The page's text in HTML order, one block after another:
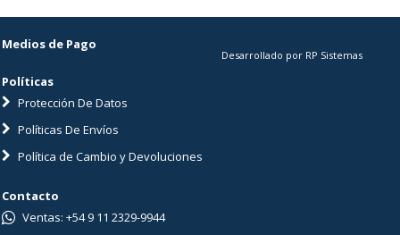
Medios de Pago
Políticas
Protección De Datos
Políticas De Envíos
Política de Cambio y Devoluciones
Desarrollado por RP Sistemas
Contacto
Ventas: +54 9 11 2329-9944